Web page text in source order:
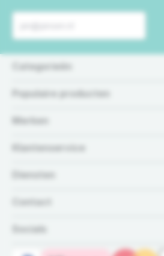
Categorieën
Populaire producten
Merken
Klantenservice
Diensten
Contact
Socials